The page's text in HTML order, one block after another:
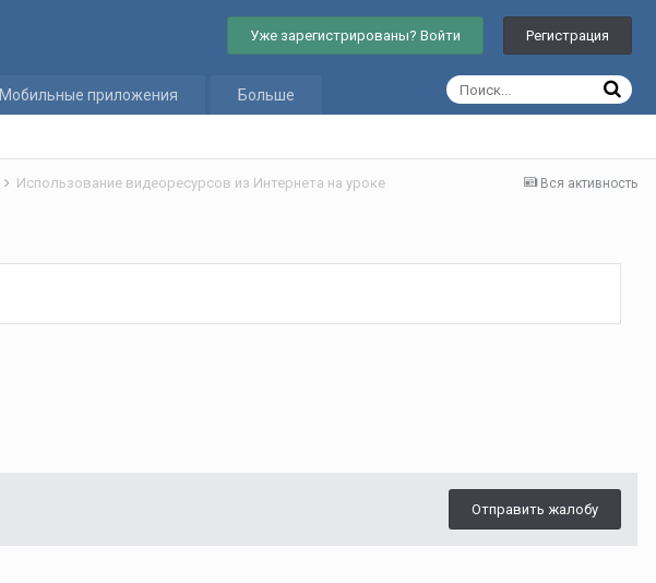
Уже зарегистрированы? Войти Регистрация
Мобильные приложения Больше
Вся активность
Использование видеоресурсов из Интернета на уроке
Отправить жалобу